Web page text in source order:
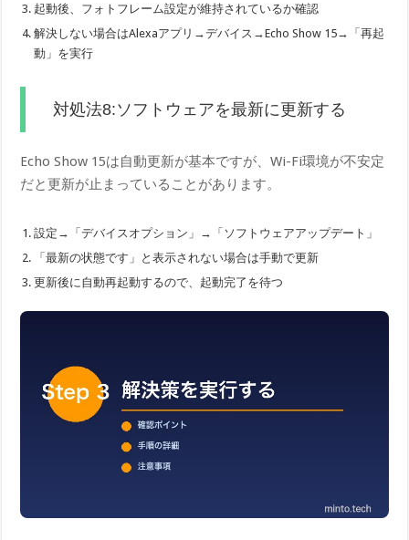
起動後、フォトフレーム設定が維持されているか確認
解決しない場合はAlexaアプリ→デバイス→Echo Show 15→「再起
動」を実行
対処法8:ソフトウェアを最新に更新する
Echo Show 15は自動更新が基本ですが、Wi-Fi環境が不安定
だと更新が止まっていることがあります。
設定→「デバイスオプション」→「ソフトウェアアップデート」
「最新の状態です」と表示されない場合は手動で更新
更新後に自動再起動するので、起動完了を待つ